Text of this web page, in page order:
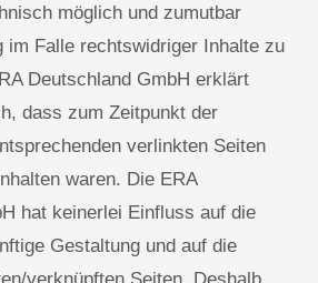
möglich und zumutbar
im Falle rechtswidriger Inhalte zu
Deutschland GmbH erklärt
dass zum Zeitpunkt der
verlinkten Seiten
waren. Die ERA
hat keinerlei Einfluss auf die
Gestaltung und auf die
verknüpften Seiten. Deshalb